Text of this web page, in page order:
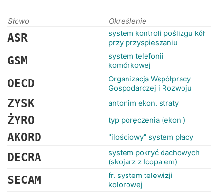
Słowo Określenie
ASR
system kontroli poślizgu kół
przy przyspieszaniu
GSM
system telefonii
komórkowej
OECD
Organizacja Współpracy
Gospodarczej i Rozwoju
ZYSK antonim ekon. straty
ŻYRO typ poręczenia (ekon.)
AKORD "ilościowy" system płacy
DECRA
system pokryć dachowych
(skojarz z Icopalem)
SECAM
fr. system telewizji
kolorowej